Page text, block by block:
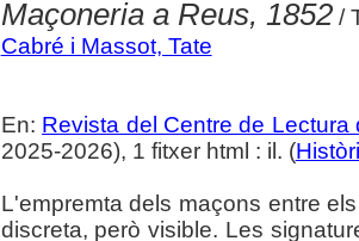
Maçoneria a Reus, 1852/
Cabré i Massot, Tate
En: Revista del Centre de Lectura
2025-2026), 1 fitxer html : il. (
L'empremta dels maçons entre
discreta, però visible. Les